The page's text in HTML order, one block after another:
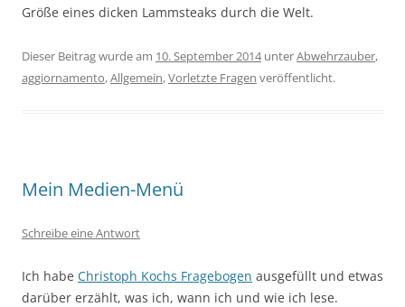
Größe eines dicken Lammsteaks durch die Welt.
Dieser Beitrag wurde am 10. September 2014unterAbwehrzauber,
aggiornamento,Allgemein,Vorletzte Fragen veröffentlicht.
Mein Medien-Menü
Schreibe eine Antwort
Ich habe Christoph Kochs Fragebogen ausgefüllt und etwas
darüber erzählt, was ich, wann ich und wie ich lese.